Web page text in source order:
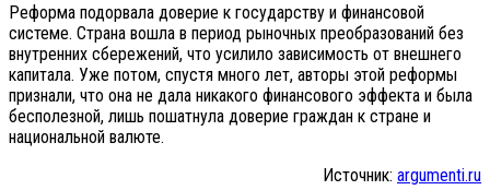
Реформа подорвала доверие к государству и финансовой
системе. Страна вошла в период рыночных преобразований без
внутренних сбережений, что усилило зависимость от внешнего
капитала. Уже потом, спустя много лет, авторы этой реформы
признали, что она не дала никакого финансового эффекта и была
бесполезной, лишь пошатнула доверие граждан к стране и
национальной валюте.
Источник: argumenti.ru